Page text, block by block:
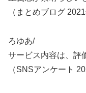
（まとめブログ
ろゆあ/
サービス内容は、評
（SNSアンケート